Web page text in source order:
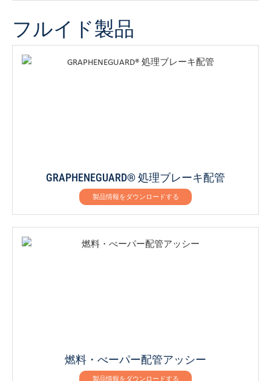
フルイド製品
GRAPHENEGUARD® 処理ブレーキ配管
製品情報をダウンロードする
燃料・べーパー配管アッシー
製品情報をダウンロードする